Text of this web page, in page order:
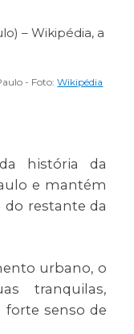
- Foto:Wikipédia
história da
e mantém
restante da
urbano, o
tranquilas,
senso de